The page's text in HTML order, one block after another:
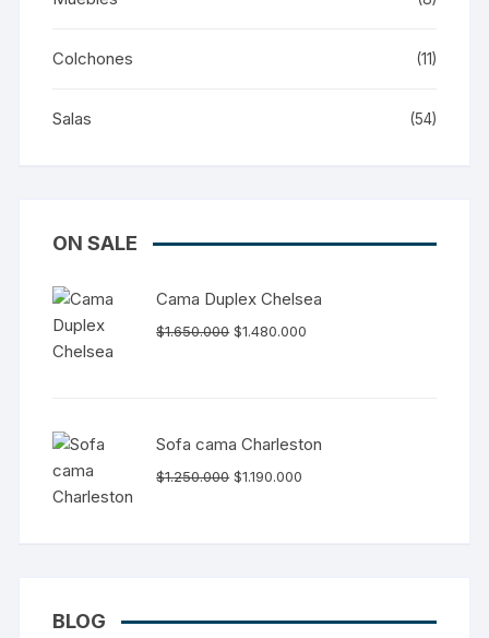
Colchones (11)
Salas (54)
ON SALE
Cama Duplex Chelsea
$1.650.000 El
$1.650.000.
$1.480.000
Sofa cama Charleston
$1.250.000 El
$1.190.000
BLOG